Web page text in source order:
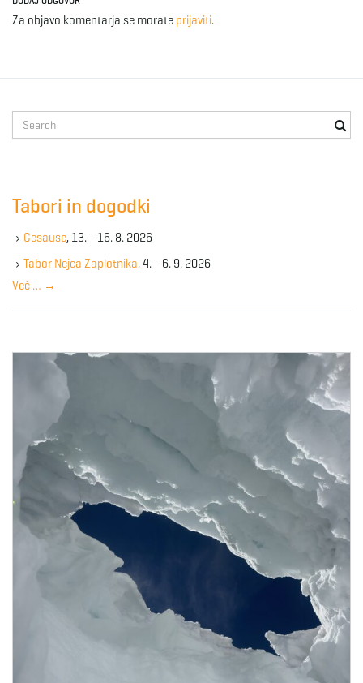
Za objavo komentarja se morate prijaviti.
e
e
y
w
r
Tabori in dogodki
Gesause, 13. - 16. 8. 2026
Tabor Nejca Zaplotnika, 4. - 6. 9. 2026
Več … →